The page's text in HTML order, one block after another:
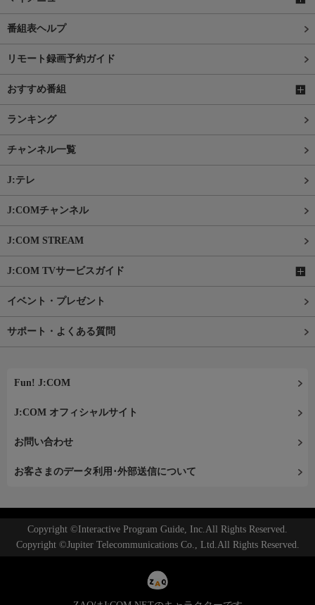
番組表ヘルプ
リモート録画予約ガイド
おすすめ番組
ランキング
チャンネル一覧
J:テレ
J:COMチャンネル
J:COM STREAM
J:COM TVサービスガイド
イベント・プレゼント
サポート・よくある質問
Fun! J:COM
J:COM オフィシャルサイト
お問い合わせ
お客さまのデータ利用･外部送信について
Copyright ©Interactive Program Guide, Inc.All Rights Reserved.
Copyright ©Jupiter Telecommunications Co., Ltd.All Rights Reserved.